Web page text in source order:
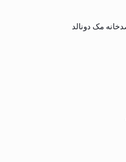
مک دونالد